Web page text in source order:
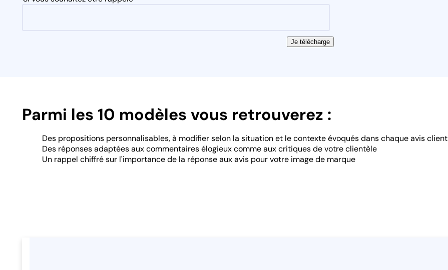
Parmi les 10 modèles vous retrouverez :
Des propositions personnalisables, à modifier selon la situation et le contexte évoqués dans chaque avis client
Des réponses adaptées aux commentaires élogieux comme aux critiques de votre clientèle
Un rappel chiffré sur l'importance de la réponse aux avis pour votre image de marque